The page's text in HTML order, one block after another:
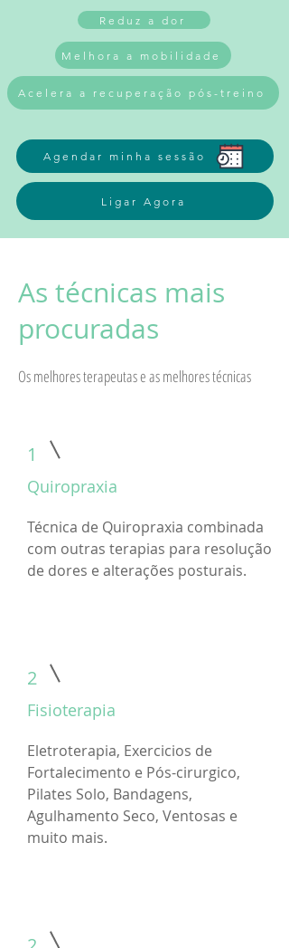
Reduz a dor
Melhora a mobilidade
Acelera a recuperação pós-treino
Agendar minha sessão
Ligar Agora
As técnicas mais
procuradas
Os melhores terapeutas e as melhores técnicas
1
Quiropraxia
Técnica de Quiropraxia combinada
com outras terapias para resolução
de dores e alterações posturais.
2
Fisioterapia
Eletroterapia, Exercicios de
Fortalecimento e Pós-cirurgico,
Pilates Solo, Bandagens,
Agulhamento Seco, Ventosas e
muito mais.